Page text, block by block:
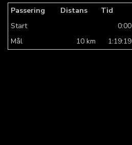
Passering Distans Tid
Start
0:00
Mål
10 km 1:19:19